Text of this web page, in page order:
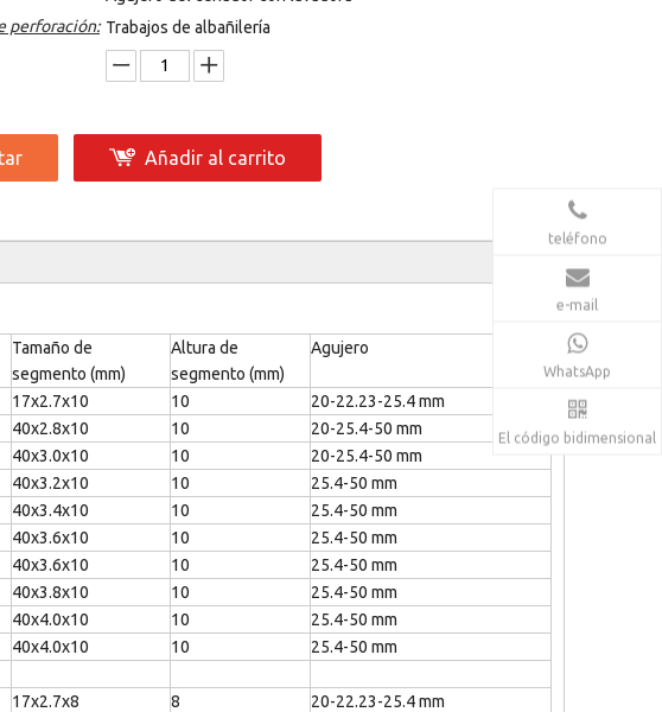
perforación: Trabajos de albañilería
Añadir al carrito
Tamaño de
segmento (mm)
Altura de
segmento (mm)
Agujero
17x2.7x10 10
20-22.23-25.4 mm
40x2.8x10 10
20-25.4-50 mm
40x3.0x10 10
20-25.4-50 mm
40x3.2x10 10
25.4-50 mm
40x3.4x10 10
25.4-50 mm
40x3.6x10 10
25.4-50 mm
40x3.6x10 10
25.4-50 mm
40x3.8x10 10
25.4-50 mm
40x4.0x10 10
25.4-50 mm
40x4.0x10 10 25.4-50 mm
17x2.7x8 8
20-22.23-25.4 mm
teléfono
e-mail
WhatsApp
El código bidimensional